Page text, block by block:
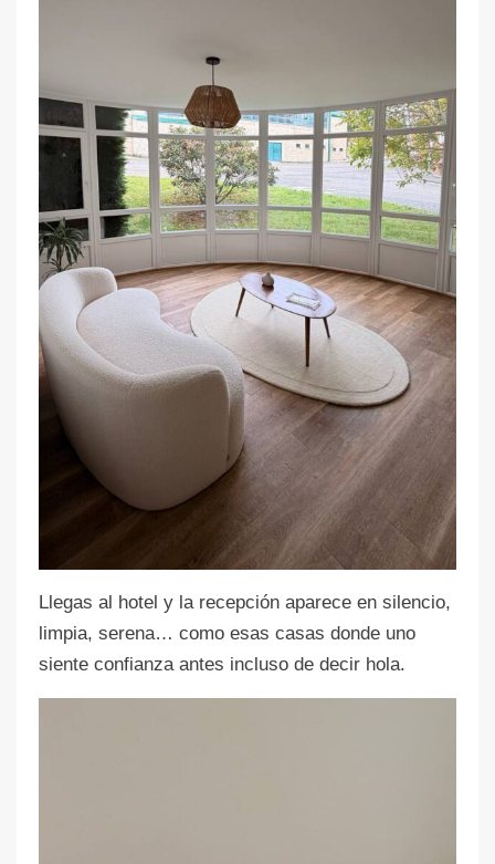
Llegas al hotel y la recepción aparece en silencio,
limpia, serena… como esas casas donde uno
siente confianza antes incluso de decir hola.